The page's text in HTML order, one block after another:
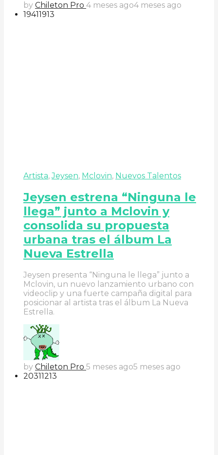
by Chileton Pro 4 meses ago4 meses ago
19411913
Artista,Jeysen, Mclovin, Nuevos Talentos
Jeysen estrena “Ninguna le
llega” junto a Mclovin y
consolida su propuesta
urbana tras el álbum La
Nueva Estrella
Jeysen presenta “Ninguna le llega” junto a
Mclovin, un nuevo lanzamiento urbano con
videoclip y una fuerte campaña digital para
posicionar al artista tras el álbum La Nueva
Estrella.
by Chileton Pro 5 meses ago5 meses ago
20311213